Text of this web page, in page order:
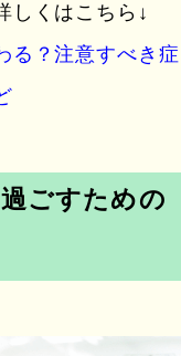
しくはこちら↓
る？注意すべき症
ごすための